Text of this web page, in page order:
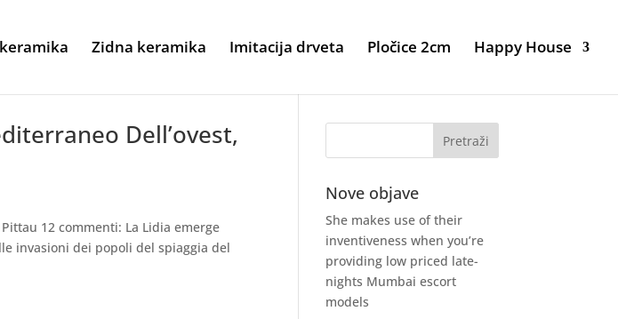
Zidna keramika Imitacija drveta Pločice 2cm Happy House
Dell’ovest,
12 commenti: La Lidia emerge
invasioni dei popoli del spiaggia del
Nove objave
She makes use of their
inventiveness when you’re
providing low priced late-
nights Mumbai escort
models